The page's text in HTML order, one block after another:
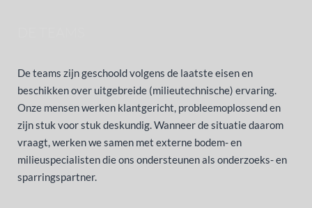
De teams zijn geschoold volgens de laatste eisen en
beschikken over uitgebreide (milieutechnische) ervaring.
Onze mensen werken klantgericht, probleemoplossend en
zijn stuk voor stuk deskundig. Wanneer de situatie daarom
vraagt, werken we samen met externe bodem- en
milieuspecialisten die ons ondersteunen als onderzoeks- en
sparringspartner.